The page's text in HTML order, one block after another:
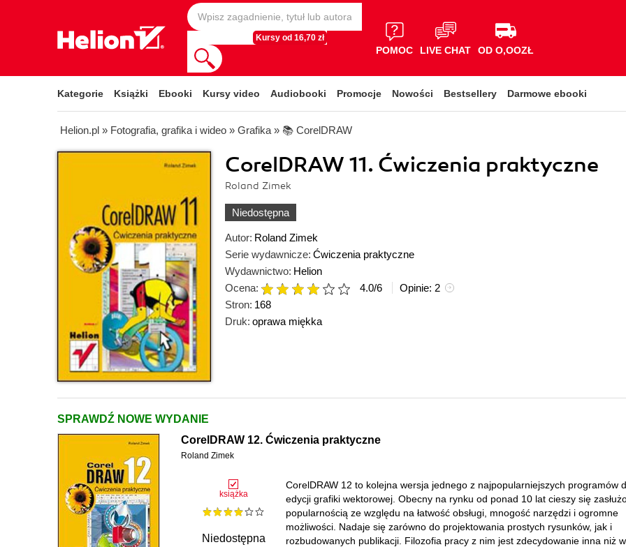
Kursy od 16,70 zł
POMOC LIVE CHAT OD O,OOZŁ
Kategorie Książki Ebooki Kursy video Audiobooki Promocje Nowości Bestsellery Darmowe ebooki
Helion.pl » Fotografia, grafika i wideo » Grafika » 📚 CorelDRAW
CorelDRAW 11. Ćwiczenia praktyczne
Roland Zimek
Niedostępna
Autor: Roland Zimek
Serie wydawnicze: Ćwiczenia praktyczne
Wydawnictwo: Helion
Ocena:
4.0/6 Opinie: 2
Stron: 168
Druk: oprawa miękka
SPRAWDŹ NOWE WYDANIE
CorelDRAW 12. Ćwiczenia praktyczne
Roland Zimek
książka
Niedostępna
CorelDRAW 12 to kolejna wersja jednego z najpopularniejszych programów
edycji grafiki wektorowej. Obecny na rynku od ponad 10 lat cieszy się
popularnością ze względu na łatwość obsługi, mnogość narzędzi i ogromne
możliwości. Nadaje się zarówno do projektowania prostych rysunków, jak i
rozbudowanych publikacji. Filozofia pracy z nim jest zdecydowanie inna niż w